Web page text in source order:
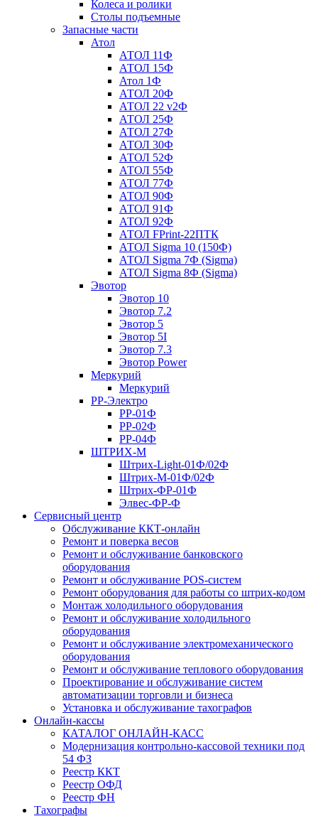
Колеса и ролики
Столы подъемные
Запасные части
Атол
АТОЛ 11Ф
АТОЛ 15Ф
Атол 1Ф
АТОЛ 20Ф
АТОЛ 22 v2Ф
АТОЛ 25Ф
АТОЛ 27Ф
АТОЛ 30Ф
АТОЛ 52Ф
АТОЛ 55Ф
АТОЛ 77Ф
АТОЛ 90Ф
АТОЛ 91Ф
АТОЛ 92Ф
АТОЛ FPrint-22ПТК
АТОЛ Sigma 10 (150Ф)
АТОЛ Sigma 7Ф (Sigma)
АТОЛ Sigma 8Ф (Sigma)
Эвотор
Эвотор 10
Эвотор 7.2
Эвотор 5
Эвотор 5I
Эвотор 7.3
Эвотор Power
Меркурий
Меркурий
РР-Электро
РР-01Ф
РР-02Ф
РР-04Ф
ШТРИХ-М
Штрих-Light-01Ф/02Ф
Штрих-М-01Ф/02Ф
Штрих-ФР-01Ф
Элвес-ФР-Ф
Сервисный центр
Обслуживание ККТ-онлайн
Ремонт и поверка весов
Ремонт и обслуживание банковского
оборудования
Ремонт и обслуживание POS-систем
Ремонт оборудования для работы со штрих-кодом
Монтаж холодильного оборудования
Ремонт и обслуживание холодильного
оборудования
Ремонт и обслуживание электромеханического
оборудования
Ремонт и обслуживание теплового оборудования
Проектирование и обслуживание систем
автоматизации торговли и бизнеса
Установка и обслуживание тахографов
Онлайн-кассы
КАТАЛОГ ОНЛАЙН-КАСС
Модернизация контрольно-кассовой техники под
54 ФЗ
Реестр ККТ
Реестр ОФД
Реестр ФН
Тахографы